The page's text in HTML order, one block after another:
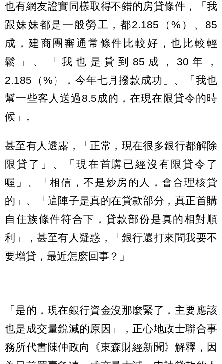
也有網友證實同樣取得不錯的房貸條件，「我
跟妹妹都是一般勞工，都2.185（%）、85
成，建商團審通常條件比較好，也比較輕
鬆」、「我也是貸到85成，30年，
2.185（%），今年七月撥款成功」、「我也
幫一些客人送過8.5成的，在現在限貸令的時
候」。
甚至有人透露，「正常，現在很多銀行都解除
限貸了」、「現在首購已經沒有限貸令了
喔」、「相信，不是炒房的人，會合理核貸
的」、「這陣子是真的在貸款部分，真正首購
自住族條件符合下，貸款部份是真的相對順
利」，甚至有人疑惑，「銀行還打來問我要不
要增貸，最近怎麽回事？」
「是的，現在銀行資金沒那麼緊了，主要應該
也是成交量銳減的原因」，正心地政士聯合事
務所代書陳仲政向《東森財經新聞》解釋，因